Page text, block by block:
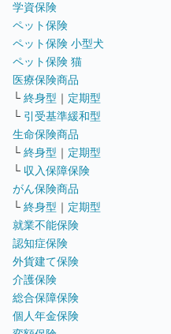
学資保険
ペット保険
ペット保険 小型犬
ペット保険 猫
医療保険商品
└ 終身型 ｜ 定期型
└ 引受基準緩和型
生命保険商品
└ 終身型 ｜ 定期型
└ 収入保障保険
がん保険商品
└ 終身型 ｜ 定期型
就業不能保険
認知症保険
外貨建て保険
介護保険
総合保障保険
個人年金保険